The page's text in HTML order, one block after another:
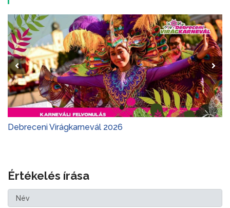
Debreceni Virágkarnevál 2026
Értékelés írása